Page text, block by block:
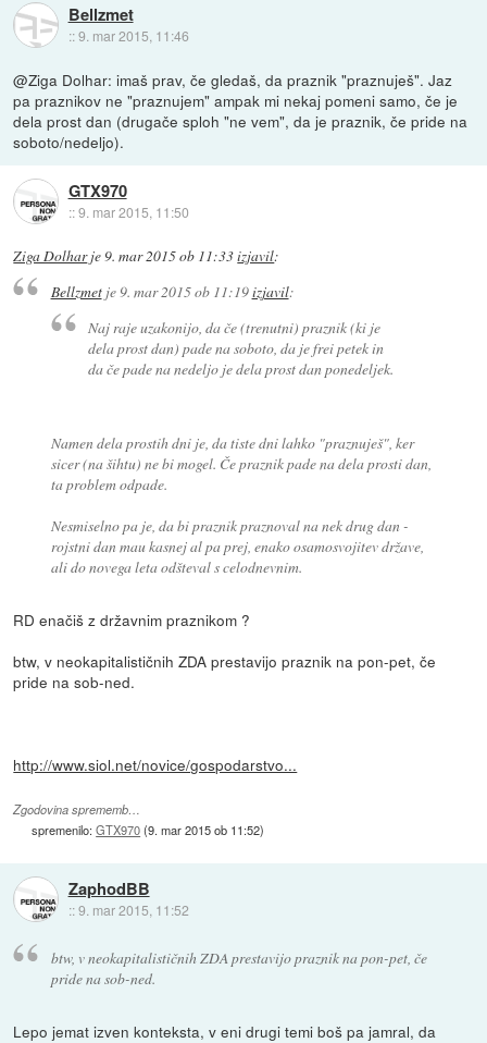
Bellzmet
::9. mar 2015, 11:46
@Ziga Dolhar: imaš prav, če gledaš, da praznik "praznuješ". Jaz
pa praznikov ne "praznujem" ampak mi nekaj pomeni samo, če je
dela prost dan (drugače sploh "ne vem", da je praznik, če pride na
soboto/nedeljo).
GTX970
::9. mar 2015, 11:50
Ziga Dolharje 9. mar 2015 ob 11:33izjavil:
Bellzmetje9. mar 2015 ob 11:19izjavil:
Naj raje uzakonijo, da če (trenutni) praznik (ki je
dela prost dan) pade na soboto, da je frei petek in
da če pade na nedeljo je dela prost dan ponedeljek.
Namen dela prostih dni je, da tiste dni lahko "praznuješ", ker
sicer (na šihtu) ne bi mogel. Če praznik pade na dela prosti dan,
ta problem odpade.
Nesmiselno pa je, da bi praznik praznoval na nek drug dan -
rojstni dan mau kasnej al pa prej, enako osamosvojitev države,
ali do novega leta odšteval s celodnevnim.
RD enačiš z državnim praznikom ?
btw, v neokapitalističnih ZDA prestavijo praznik na pon-pet, če
pride na sob-ned.
http://www.siol.net/novice/gospodarstvo...
Zgodovina sprememb…
spremenilo:GTX970(9. mar 2015 ob 11:52)
ZaphodBB
::9. mar 2015, 11:52
btw, v neokapitalističnih ZDA prestavijo praznik na pon-pet, če
pride na sob-ned.
Lepo jemat izven konteksta, v eni drugi temi boš pa jamral, da